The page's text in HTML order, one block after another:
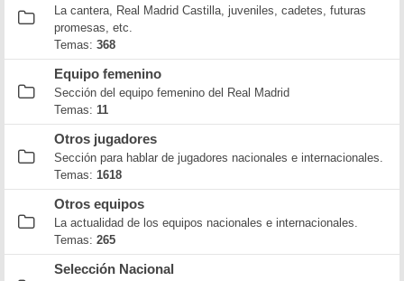
La cantera, Real Madrid Castilla, juveniles, cadetes, futuras
promesas, etc.
Temas: 368
Equipo femenino
Sección del equipo femenino del Real Madrid
Temas: 11
Otros jugadores
Sección para hablar de jugadores nacionales e internacionales.
Temas: 1618
Otros equipos
La actualidad de los equipos nacionales e internacionales.
Temas: 265
Selección Nacional